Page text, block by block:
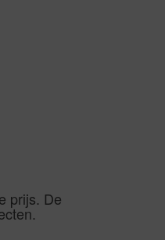
prijs. De